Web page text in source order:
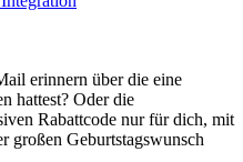
erinnern über die eine
hattest? Oder die
Rabattcode nur für dich, mit
großen Geburtstagswunsch